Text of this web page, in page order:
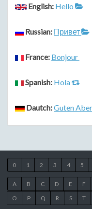
English: Hello
Russian: Привет
France: Bonjour
Spanish: Hola
Dautch:Guten
0 1 2 3 4 5
A B C D E F
O
P Q R S T